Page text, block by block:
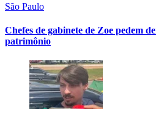
São Paulo
Chefes de gabinete de Zoe pedem
patrimônio